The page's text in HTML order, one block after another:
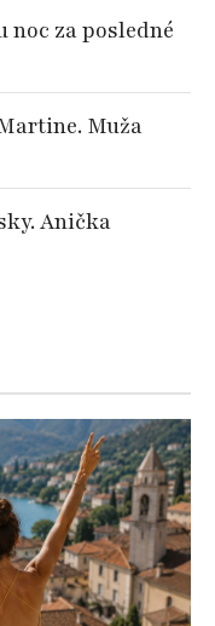
noc za posledné
Muža
Anička